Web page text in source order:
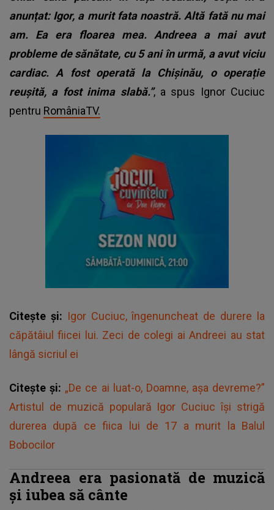
anunțat: Igor, a murit fata noastră. Altă fată nu mai
am. Ea era floarea mea. Andreea a mai avut
probleme de sănătate, cu 5 ani în urmă, a avut viciu
cardiac. A fost operată la Chișinău, o operație
reușită, a fost inima slabă.”, a spus Ignor Cuciuc
pentru RomâniaTV.
Citește și: Igor Cuciuc, îngenuncheat de durere la
căpătâiul fiicei lui. Zeci de colegi ai Andreei au stat
lângă sicriul ei
Citește și: „De ce ai luat-o, Doamne, așa devreme?”
Artistul de muzică populară Igor Cuciuc își strigă
durerea după ce fiica lui de 17 a murit la Balul
Bobocilor
Andreea era pasionată de muzică
și iubea să cânte